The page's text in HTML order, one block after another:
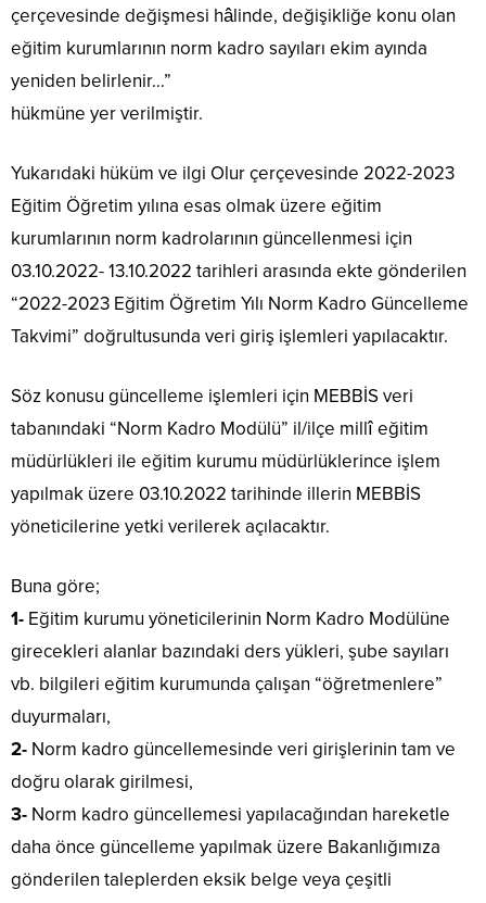
çerçevesinde değişmesi hâlinde, değişikliğe konu olan
eğitim kurumlarının norm kadro sayıları ekim ayında
yeniden belirlenir…”
hükmüne yer verilmiştir.
Yukarıdaki hüküm ve ilgi Olur çerçevesinde 2022-2023
Eğitim Öğretim yılına esas olmak üzere eğitim
kurumlarının norm kadrolarının güncellenmesi için
03.10.2022- 13.10.2022 tarihleri arasında ekte gönderilen
“2022-2023 Eğitim Öğretim Yılı Norm Kadro Güncelleme
Takvimi” doğrultusunda veri giriş işlemleri yapılacaktır.
Söz konusu güncelleme işlemleri için MEBBİS veri
tabanındaki “Norm Kadro Modülü” il/ilçe millî eğitim
müdürlükleri ile eğitim kurumu müdürlüklerince işlem
yapılmak üzere 03.10.2022 tarihinde illerin MEBBİS
yöneticilerine yetki verilerek açılacaktır.
Buna göre;
1- Eğitim kurumu yöneticilerinin Norm Kadro Modülüne
girecekleri alanlar bazındaki ders yükleri, şube sayıları
vb. bilgileri eğitim kurumunda çalışan “öğretmenlere”
duyurmaları,
2- Norm kadro güncellemesinde veri girişlerinin tam ve
doğru olarak girilmesi,
3- Norm kadro güncellemesi yapılacağından hareketle
daha önce güncelleme yapılmak üzere Bakanlığımıza
gönderilen taleplerden eksik belge veya çeşitli